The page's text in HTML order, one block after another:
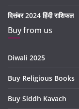
दिसंबर 2024 हिंदी राशिफल
Buy from us
Diwali 2025
Buy Religious Books
Buy Siddh Kavach